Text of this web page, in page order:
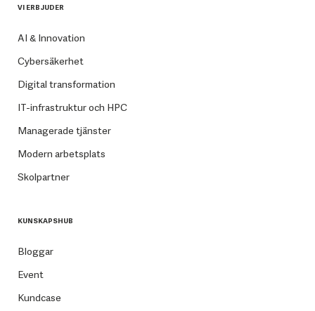
VI ERBJUDER
AI & Innovation
Cybersäkerhet
Digital transformation
IT-infrastruktur och HPC
Managerade tjänster
Modern arbetsplats
Skolpartner
KUNSKAPSHUB
Bloggar
Event
Kundcase